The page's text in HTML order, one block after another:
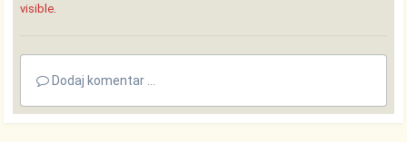
visible.
Dodaj komentar ...